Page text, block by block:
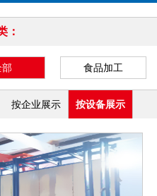
：
部 食品加工
按企业展示 按设备展示